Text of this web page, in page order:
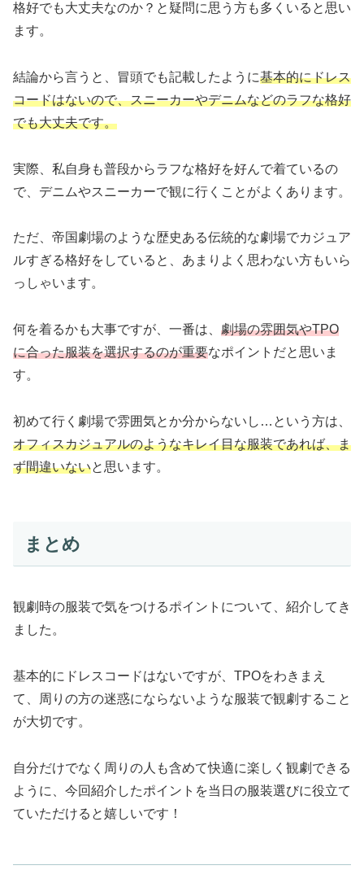
格好でも大丈夫なのか？と疑問に思う方も多くいると思い
ます。
結論から言うと、冒頭でも記載したように基本的にドレス
コードはないので、スニーカーやデニムなどのラフな格好
でも大丈夫です。
実際、私自身も普段からラフな格好を好んで着ているの
で、デニムやスニーカーで観に行くことがよくあります。
ただ、帝国劇場のような歴史ある伝統的な劇場でカジュア
ルすぎる格好をしていると、あまりよく思わない方もいら
っしゃいます。
何を着るかも大事ですが、一番は、 劇場の雰囲気やTPO
に合った服装を選択するのが重要なポイントだと思いま
す。
初めて行く劇場で雰囲気とか分からないし…という方は、
オフィスカジュアルのようなキレイ目な服装であれば、ま
ず間違いないと思います。
まとめ
観劇時の服装で気をつけるポイントについて、紹介してき
ました。
基本的にドレスコードはないですが、TPOをわきまえ
て、周りの方の迷惑にならないような服装で観劇すること
が大切です。
自分だけでなく周りの人も含めて快適に楽しく観劇できる
ように、今回紹介したポイントを当日の服装選びに役立て
ていただけると嬉しいです！